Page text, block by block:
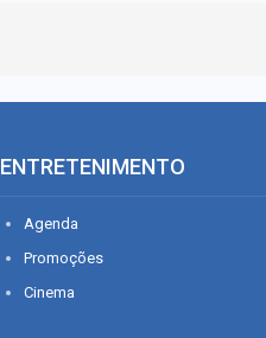
ENTRETENIMENTO
Agenda
Promoções
Cinema